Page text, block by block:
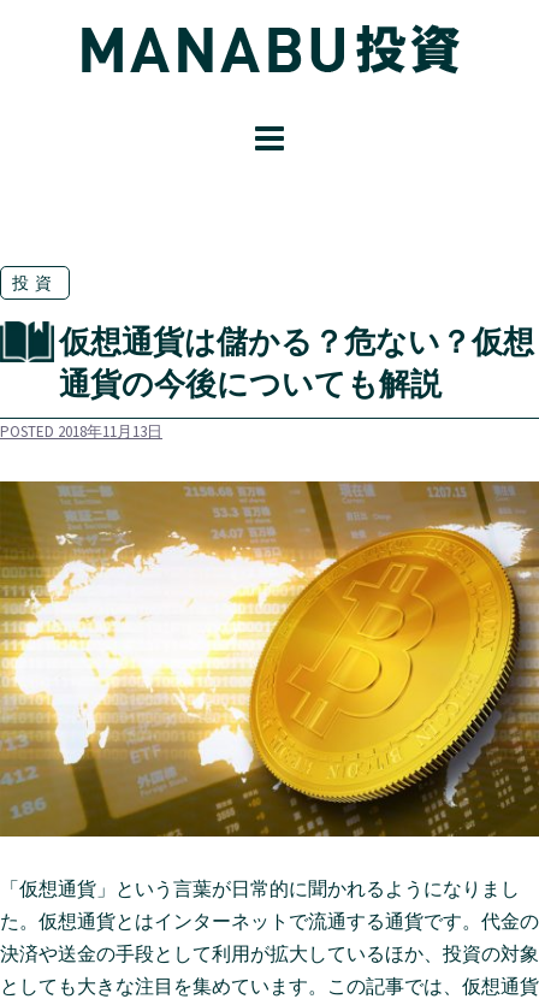
ッ
プ
投資
仮想通貨は儲かる？危ない？仮想
通貨の今後についても解説
POSTED 2018年11月13日
「仮想通貨」という言葉が日常的に聞かれるようになりまし
た。仮想通貨とはインターネットで流通する通貨です。代金の
決済や送金の手段として利用が拡大しているほか、投資の対象
としても大きな注目を集めています。この記事では、仮想通貨